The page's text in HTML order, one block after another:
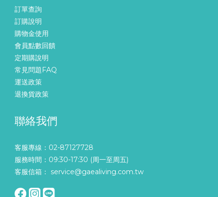
訂單查詢
訂購說明
購物金使用
會員點數回饋
定期購說明
常見問題FAQ
運送政策
退換貨政策
聯絡我們
客服專線：02-87127728
服務時間：09:30-17:30 (周一至周五)
客服信箱： service@gaealiving.com.tw